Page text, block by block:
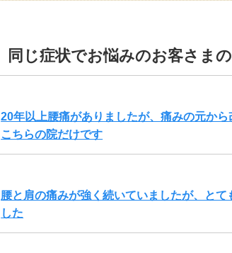
同じ症状でお悩みのお客さま
20年以上腰痛がありましたが、痛みの元から
こちらの院だけです
腰と肩の痛みが強く続いていましたが、とて
した